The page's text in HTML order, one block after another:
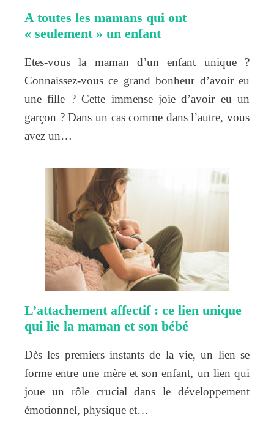
A toutes les mamans qui ont
« seulement » un enfant
Etes-vous la maman d’un enfant unique ?
Connaissez-vous ce grand bonheur d’avoir eu
une fille ? Cette immense joie d’avoir eu un
garçon ? Dans un cas comme dans l’autre, vous
avez un…
L’attachement affectif : ce lien unique
qui lie la maman et son bébé
Dès les premiers instants de la vie, un lien se
forme entre une mère et son enfant, un lien qui
joue un rôle crucial dans le développement
émotionnel, physique et…